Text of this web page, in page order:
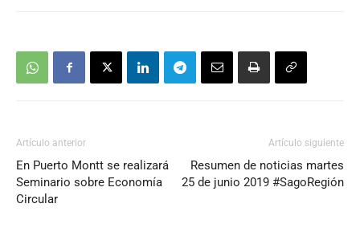
Artículo anterior
En Puerto Montt se realizará
Seminario sobre Economía
Circular
Artículo siguiente
Resumen de noticias martes
25 de junio 2019 #SagoRegión